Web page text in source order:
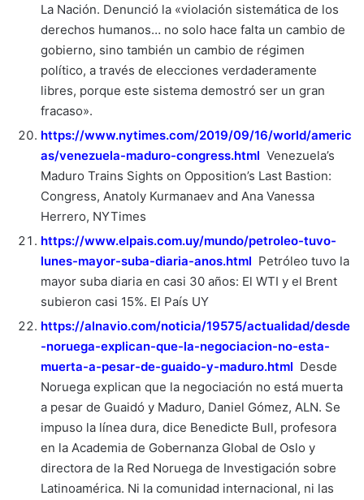
La Nación. Denunció la «violación sistemática de los
derechos humanos… no solo hace falta un cambio de
gobierno, sino también un cambio de régimen
político, a través de elecciones verdaderamente
libres, porque este sistema demostró ser un gran
fracaso».
https://www.nytimes.com/2019/09/16/world/americ
as/venezuela-maduro-congress.html Venezuela’s
Maduro Trains Sights on Opposition’s Last Bastion:
Congress, Anatoly Kurmanaev and Ana Vanessa
Herrero, NYTimes
https://www.elpais.com.uy/mundo/petroleo-tuvo-
lunes-mayor-suba-diaria-anos.html Petróleo tuvo la
mayor suba diaria en casi 30 años: El WTI y el Brent
subieron casi 15%. El País UY
https://alnavio.com/noticia/19575/actualidad/desde
-noruega-explican-que-la-negociacion-no-esta-
muerta-a-pesar-de-guaido-y-maduro.html Desde
Noruega explican que la negociación no está muerta
a pesar de Guaidó y Maduro, Daniel Gómez, ALN. Se
impuso la línea dura, dice Benedicte Bull, profesora
en la Academia de Gobernanza Global de Oslo y
directora de la Red Noruega de Investigación sobre
Latinoamérica. Ni la comunidad internacional, ni las